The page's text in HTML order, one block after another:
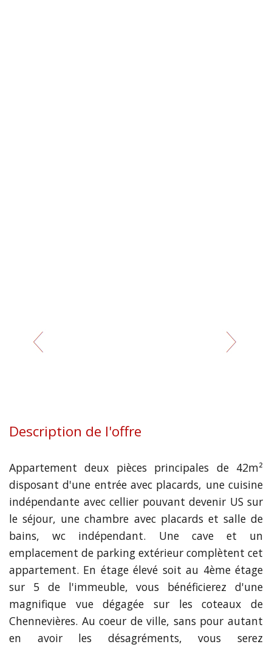
Description de l'offre
Appartement deux pièces principales de 42m²
disposant d'une entrée avec placards, une cuisine
indépendante avec cellier pouvant devenir US sur
le séjour, une chambre avec placards et salle de
bains, wc indépendant. Une cave et un
emplacement de parking extérieur complètent cet
appartement. En étage élevé soit au 4ème étage
sur 5 de l'immeuble, vous bénéficierez d'une
magnifique vue dégagée sur les coteaux de
Chennevières. Au coeur de ville, sans pour autant
en avoir les désagréments, vous serez